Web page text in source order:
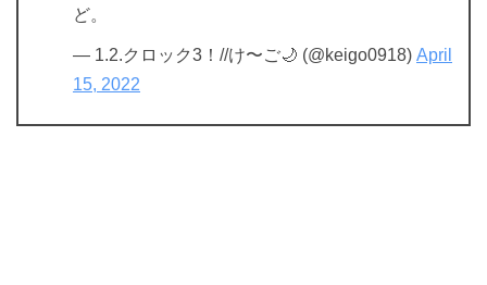
ど。
— 1.2.クロック3！//け〜ご🌙 (@keigo0918) April
15, 2022